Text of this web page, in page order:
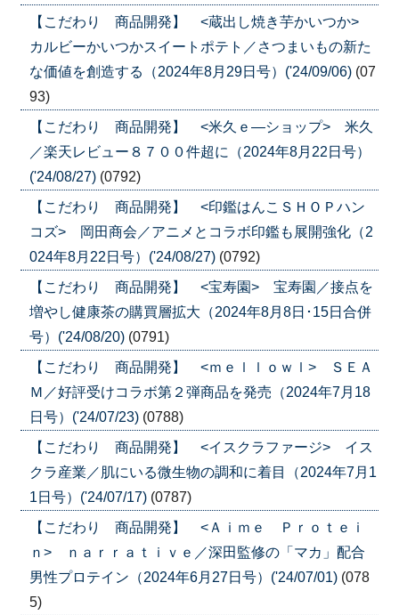
【こだわり 商品開発】 <蔵出し焼き芋かいつか>
カルビーかいつかスイートポテト／さつまいもの新た
な価値を創造する（2024年8月29日号）('24/09/06) (07
93)
【こだわり 商品開発】 <米久ｅ―ショップ> 米久
／楽天レビュー８７００件超に（2024年8月22日号）
('24/08/27) (0792)
【こだわり 商品開発】 <印鑑はんこＳＨＯＰハン
コズ> 岡田商会／アニメとコラボ印鑑も展開強化（2
024年8月22日号）('24/08/27) (0792)
【こだわり 商品開発】 <宝寿園> 宝寿園／接点を
増やし健康茶の購買層拡大（2024年8月8日･15日合併
号）('24/08/20) (0791)
【こだわり 商品開発】 <ｍｅｌｌｏｗｌ> ＳＥＡ
Ｍ／好評受けコラボ第２弾商品を発売（2024年7月18
日号）('24/07/23) (0788)
【こだわり 商品開発】 <イスクラファージ> イス
クラ産業／肌にいる微生物の調和に着目（2024年7月1
1日号）('24/07/17) (0787)
【こだわり 商品開発】 <Ａｉｍｅ Ｐｒｏｔｅｉ
ｎ> ｎａｒｒａｔｉｖｅ／深田監修の「マカ」配合
男性プロテイン（2024年6月27日号）('24/07/01) (078
5)